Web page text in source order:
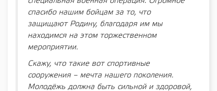
спасибо нашим бойцам за то, что
защищают Родину, благодаря им мы
находимся на этом торжественном
мероприятии.
Скажу, что такие вот спортивные
сооружения – мечта нашего поколения.
Молодёжь должна быть сильной и здоровой,